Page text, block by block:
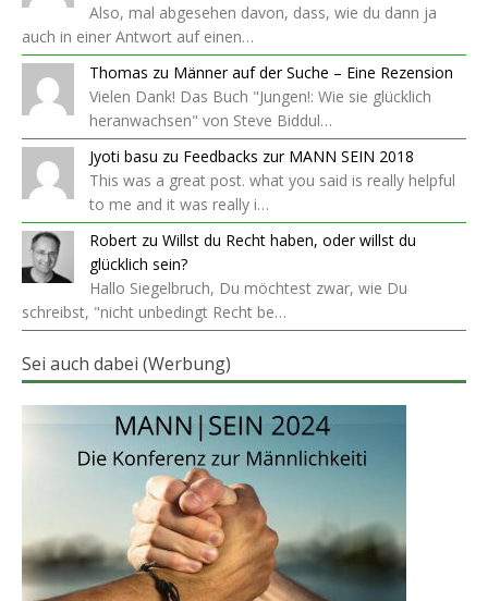
Also, mal abgesehen davon, dass, wie du dann ja
auch in einer Antwort auf einen…
Thomas zu Männer auf der Suche – Eine Rezension
Vielen Dank! Das Buch "Jungen!: Wie sie glücklich
heranwachsen" von Steve Biddul…
Jyoti basu zu Feedbacks zur MANN SEIN 2018
This was a great post. what you said is really helpful
to me and it was really i…
Robert zu Willst du Recht haben, oder willst du
glücklich sein?
Hallo Siegelbruch, Du möchtest zwar, wie Du
schreibst, "nicht unbedingt Recht be…
Sei auch dabei (Werbung)